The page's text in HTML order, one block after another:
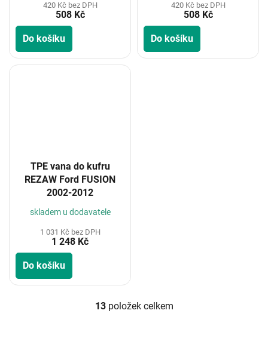
420 Kč bez DPH
508 Kč
Do košíku
420 Kč bez DPH
508 Kč
Do košíku
TPE vana do kufru
REZAW Ford FUSION
2002-2012
skladem u dodavatele
1 031 Kč bez DPH
1 248 Kč
Do košíku
O
13položek celkem